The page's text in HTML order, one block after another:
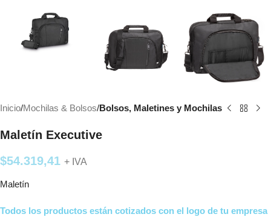
Inicio Mochilas & Bolsos Bolsos, Maletines y Mochilas
Maletín Executive
$54.319,41 + IVA
Maletín
Todos los productos están cotizados con el logo de tu empresa